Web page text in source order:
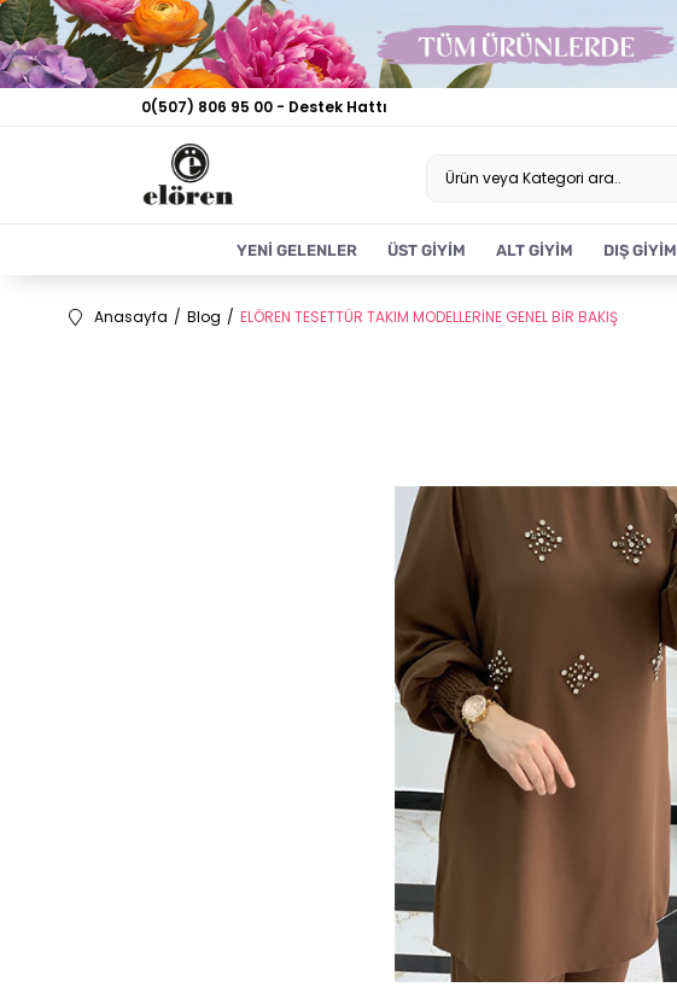
0(507) 806 95 00 - Destek Hattı
YENİ GELENLER ÜST GİYİM ALT GİYİM DIŞ GİYİM
Anasayfa Blog ELÖREN TESETTÜR TAKIM MODELLERİNE GENEL BİR BAKIŞ